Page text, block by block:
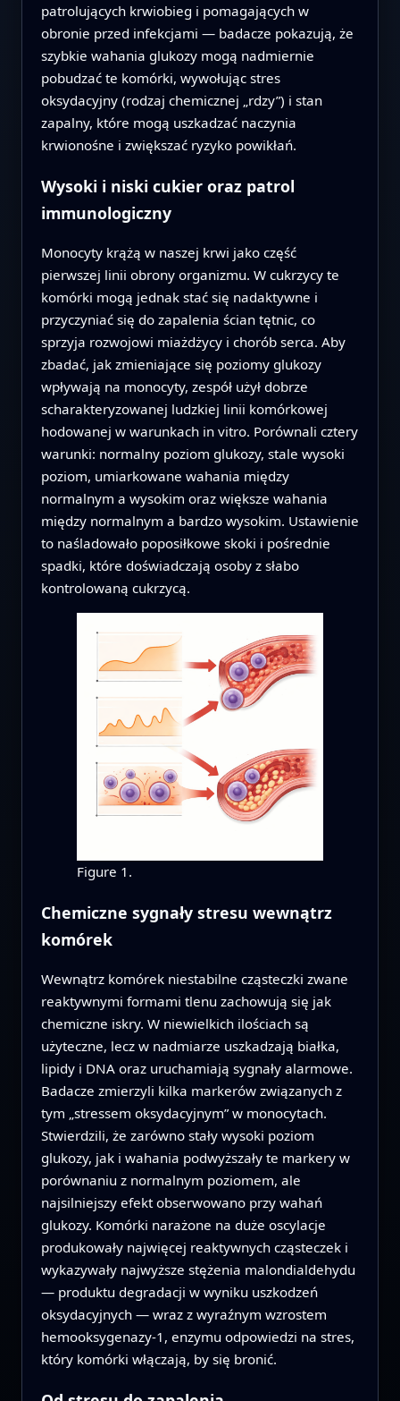
patrolujących krwiobieg i pomagających w
obronie przed infekcjami — badacze pokazują, że
szybkie wahania glukozy mogą nadmiernie
pobudzać te komórki, wywołując stres
oksydacyjny (rodzaj chemicznej „rdzy”) i stan
zapalny, które mogą uszkadzać naczynia
krwionośne i zwiększać ryzyko powikłań.
Wysoki i niski cukier oraz patrol
immunologiczny
Monocyty krążą w naszej krwi jako część
pierwszej linii obrony organizmu. W cukrzycy te
komórki mogą jednak stać się nadaktywne i
przyczyniać się do zapalenia ścian tętnic, co
sprzyja rozwojowi miażdżycy i chorób serca. Aby
zbadać, jak zmieniające się poziomy glukozy
wpływają na monocyty, zespół użył dobrze
scharakteryzowanej ludzkiej linii komórkowej
hodowanej w warunkach in vitro. Porównali cztery
warunki: normalny poziom glukozy, stale wysoki
poziom, umiarkowane wahania między
normalnym a wysokim oraz większe wahania
między normalnym a bardzo wysokim. Ustawienie
to naśladowało poposiłkowe skoki i pośrednie
spadki, które doświadczają osoby z słabo
kontrolowaną cukrzycą.
Figure 1.
Chemiczne sygnały stresu wewnątrz
komórek
Wewnątrz komórek niestabilne cząsteczki zwane
reaktywnymi formami tlenu zachowują się jak
chemiczne iskry. W niewielkich ilościach są
użyteczne, lecz w nadmiarze uszkadzają białka,
lipidy i DNA oraz uruchamiają sygnały alarmowe.
Badacze zmierzyli kilka markerów związanych z
tym „stressem oksydacyjnym” w monocytach.
Stwierdzili, że zarówno stały wysoki poziom
glukozy, jak i wahania podwyższały te markery w
porównaniu z normalnym poziomem, ale
najsilniejszy efekt obserwowano przy wahań
glukozy. Komórki narażone na duże oscylacje
produkowały najwięcej reaktywnych cząsteczek i
wykazywały najwyższe stężenia malondialdehydu
— produktu degradacji w wyniku uszkodzeń
oksydacyjnych — wraz z wyraźnym wzrostem
hemooksygenazy-1, enzymu odpowiedzi na stres,
który komórki włączają, by się bronić.